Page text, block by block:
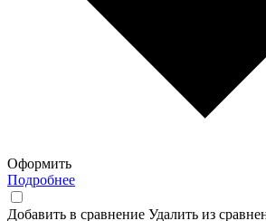
Оформить
Подробнее
Добавить в сравнение Удалить из